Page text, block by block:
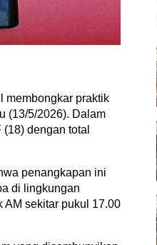
membongkar praktik
(13/5/2026). Dalam
dengan total
penangkapan ini
di lingkungan
AM sekitar pukul 17.00